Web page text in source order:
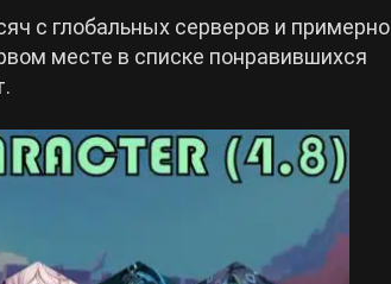
с глобальных серверов и примерно
месте в списке понравившихся